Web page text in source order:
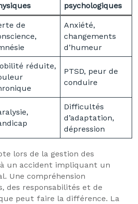
psychologiques
de
Anxiété,
changements
d’humeur
réduite,
PTSD, peur de
conduire
Difficultés
d’adaptation,
dépression
lors de la gestion des
un accident impliquant un
Une compréhension
des responsabilités et de
peut faire la différence. La